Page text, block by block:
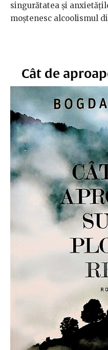
singurătatea și
moștenesc alcoolismul
Cât de